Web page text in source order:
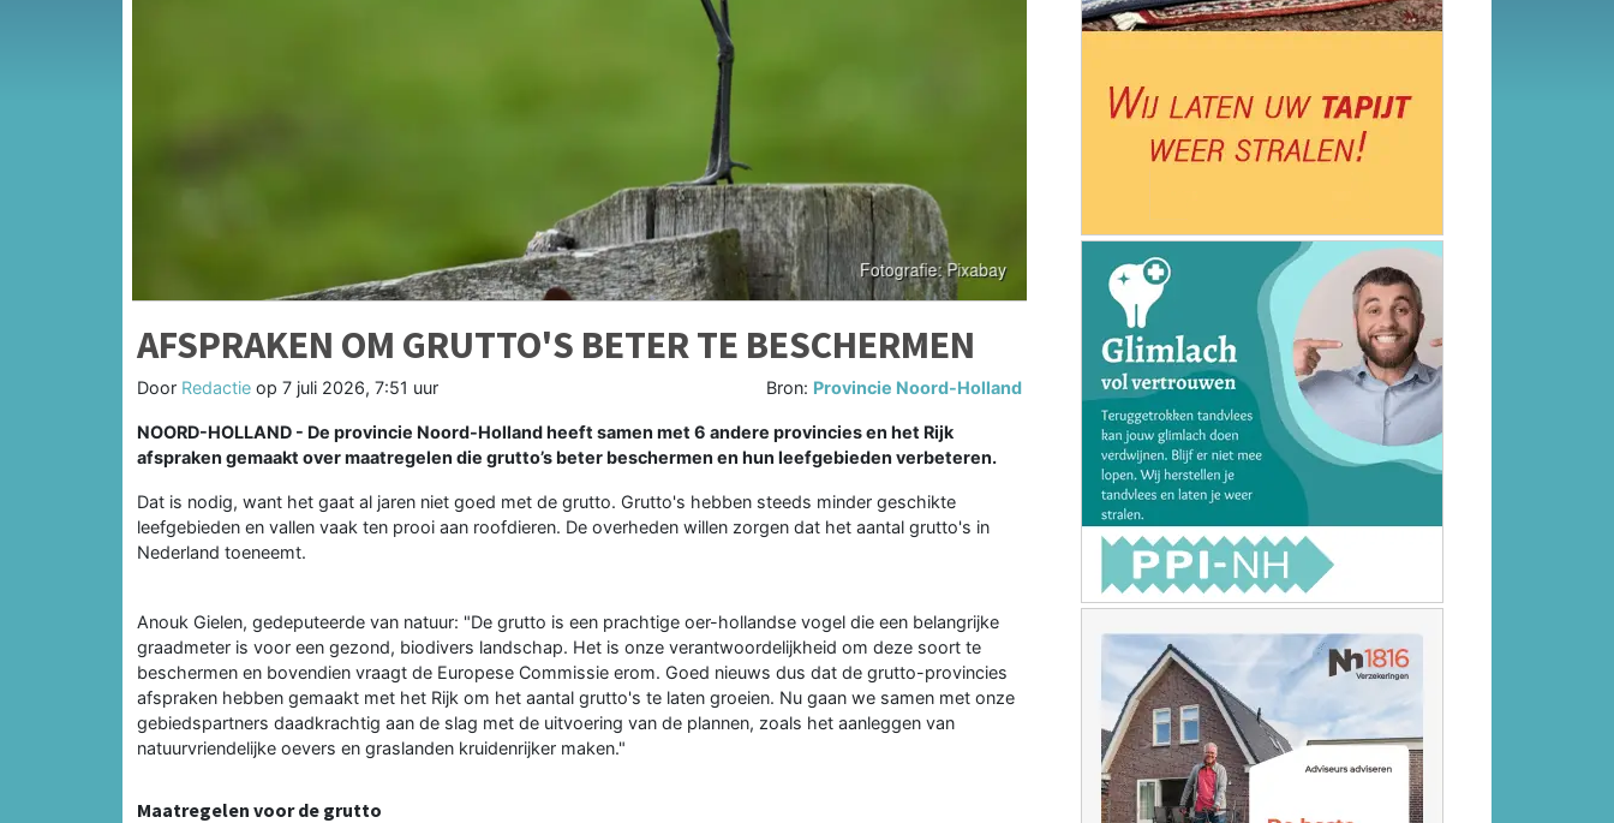
AFSPRAKEN OM GRUTTO'S BETER TE BESCHERMEN
Door Redactie op 7 juli 2026, 7:51 uur Bron: Provincie Noord-Holland
NOORD-HOLLAND - De provincie Noord-Holland heeft samen met 6 andere provincies en het Rijk
afspraken gemaakt over maatregelen die grutto’s beter beschermen en hun leefgebieden verbeteren.
Dat is nodig, want het gaat al jaren niet goed met de grutto. Grutto's hebben steeds minder geschikte
leefgebieden en vallen vaak ten prooi aan roofdieren. De overheden willen zorgen dat het aantal grutto's in
Nederland toeneemt.
Anouk Gielen, gedeputeerde van natuur: "De grutto is een prachtige oer-hollandse vogel die een belangrijke
graadmeter is voor een gezond, biodivers landschap. Het is onze verantwoordelijkheid om deze soort te
beschermen en bovendien vraagt de Europese Commissie erom. Goed nieuws dus dat de grutto-provincies
afspraken hebben gemaakt met het Rijk om het aantal grutto's te laten groeien. Nu gaan we samen met onze
gebiedspartners daadkrachtig aan de slag met de uitvoering van de plannen, zoals het aanleggen van
natuurvriendelijke oevers en graslanden kruidenrijker maken."
Maatregelen voor de grutto